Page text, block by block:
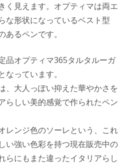
く見えます。オプティマは両エ
な形状になっているベスト型
るペンです。
品オプティマ365タルタルーガ
っています。
、大人っぽい抑えた華やかさを
らしい美的感覚で作られたペン
レンジ色のソーレという、これ
い強い色彩を持つ現在販売中の
らにもまた違ったイタリアらし